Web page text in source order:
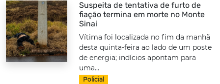
Suspeita de tentativa de furto de
fiação termina em morte no Monte
Sinai
Vítima foi localizada no fim da manhã
desta quinta-feira ao lado de um poste
de energia; indícios apontam para
uma...
Policial